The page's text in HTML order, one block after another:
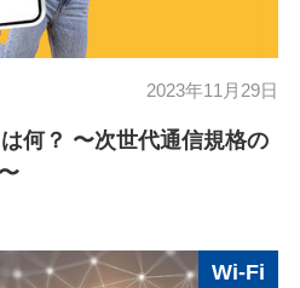
2023年11月29日
何？ 〜次世代通信規格の
Wi-Fi